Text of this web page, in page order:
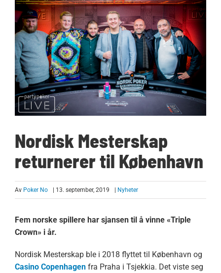
Nordisk Mesterskap
returnerer til København
Av Poker No | 13. september, 2019 Nyheter
Fem norske spillere har sjansen til å vinne «Triple
Crown» i år.
Nordisk Mesterskap ble i 2018 flyttet til København og
Casino Copenhagenfra Praha i Tsjekkia. Det viste seg